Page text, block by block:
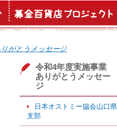
がとうメッセージ
令和4年度実施事業
ありがとうメッセー
ジ
日本オストミー協会山口県
支部